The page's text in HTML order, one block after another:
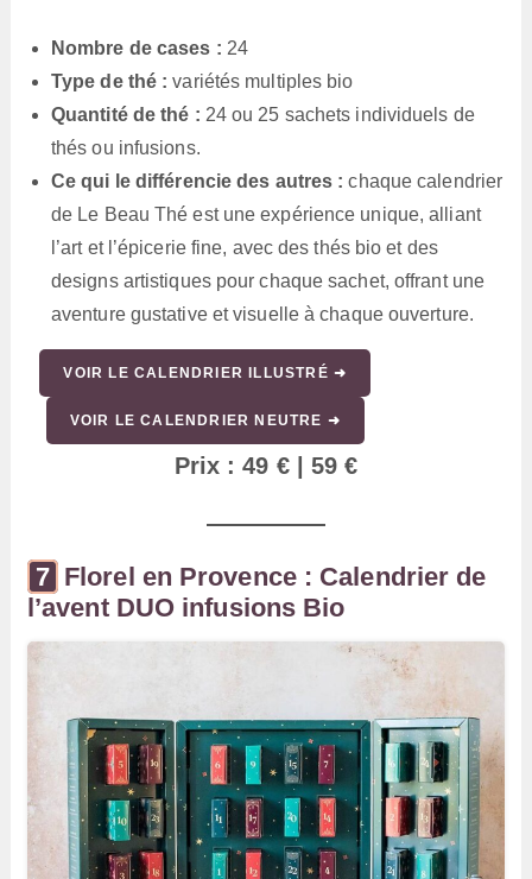
Nombre de cases : 24
Type de thé : variétés multiples bio
Quantité de thé : 24 ou 25 sachets individuels de
thés ou infusions.
Ce qui le différencie des autres : chaque calendrier
de Le Beau Thé est une expérience unique, alliant
l’art et l’épicerie fine, avec des thés bio et des
designs artistiques pour chaque sachet, offrant une
aventure gustative et visuelle à chaque ouverture.
VOIR LE CALENDRIER ILLUSTRÉ ➜
VOIR LE CALENDRIER NEUTRE ➜
Prix : 49 € | 59 €
Florel en Provence : Calendrier de
l’avent DUO infusions Bio